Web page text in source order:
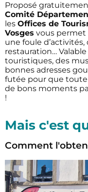
Proposé
Comité
les Offices de
Vosges vous
une foule
restauration…
touristiques, des
bonnes adresses
futée pour que
de bons moments
!
Mais c'est
Comment